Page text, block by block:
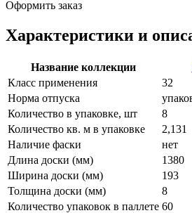
Оформить заказ
Характеристики и
Название коллекции
Класс применения
32
Норма отпуска
Количество в упаковке, шт
8
Количество кв. м в упаковке
2,131
Наличие фаски
нет
Длина доски (мм)
1380
Ширина доски (мм)
193
Толщина доски (мм)
8
Количество упаковок в паллете 60